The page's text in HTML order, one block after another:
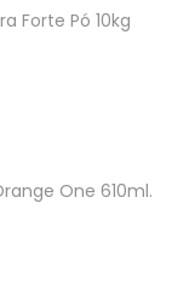
Forte Pó 10kg
One 610ml.